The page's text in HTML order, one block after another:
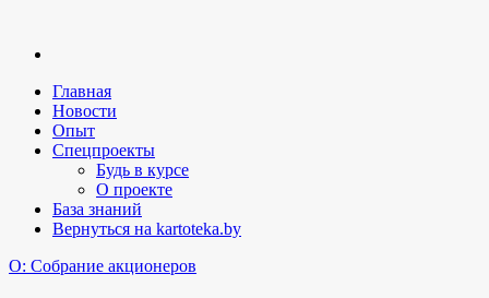
Главная
Новости
Опыт
Спецпроекты
Будь в курсе
О проекте
База знаний
Вернуться на kartoteka.by
O: Собрание акционеров